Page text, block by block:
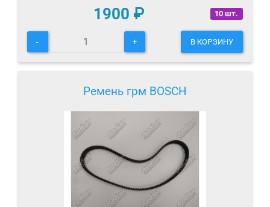
10 шт.
1900 ₽
- + В КОРЗИНУ
Ремень грм BOSCH